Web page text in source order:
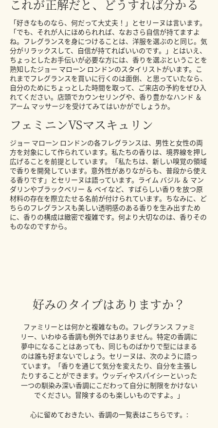
これが正解だと、どうすれば分かる
「好きなものなら、何だって大丈夫！」とセリーヌは言います。
「でも、それが人にほめられれば、なおさら自信が持てますよ
ね。フレグランスを身につけることは、洋服を選ぶのと同じ。気
分がリラックスして、自信が持てればいいのです。」とはいえ、
ちょっとしたお手伝いが必要な方には、香りを選ぶということを
熟知したジョー マローン ロンドンのスタイリストがいます。こ
れまでフレグランスを買いに行くのは面倒、と思っていたなら、
自分のためにちょっとした時間を取って、ご来店の予約をぜひ入
れてください。店頭でカウンセリングや、香り豊かなハンド ＆
アーム マッサージを受けてみてはいかがでしょうか。
フェミニンVSマスキュリン
ジョー マローン ロンドンの各フレグランスは、男性と女性の両
方を対象にして作られています。私たちの香りは、境界線を押し
広げることを前提としています。「私たちは、新しい嗅覚の領域
で香りを開発しています。意外性がありながらも、普段から使え
る香りです」とセリーヌは語っています。ライム バジル ＆ マン
ダリンやブラックベリー ＆ ベイなど、すばらしい香りを放つ原
材料の存在を際立たせる名前が付けられています。ちなみに、ど
ちらのフレグランスも美しい透明感のある香りを生み出すため
に、香りの構成は緻密で複雑です。何より大切なのは、香りその
ものなのですから。
好みのタイプはありますか？
ファミリーとは何かと複雑なもの。フレグランス ファミ
リー、いわゆる香調も例外ではありません。特定の香調に
夢中になることはあっても、同じものばかりで型にはまる
のは誰も好まないでしょう。セリーヌは、次のように語っ
ています。「香りを通じて気分を変えたり、自分を主張し
たりすることができます。ウッディやスパイシーといった
一つの馴染み深い香調にこだわって自分に制限をかけない
でください。冒険するのも楽しいものですよ。」
心に留めておきたい、香調の一覧表はこちらです。: